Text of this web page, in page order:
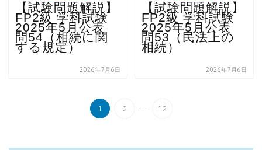
【試験問題解説】
FP2級 学科試験
2025年5月公表
問54（相続に関
する規定）
2026年7月6日
【試験問題解説】
FP2級 学科試験
2025年5月公表
問53（民法上の
相続）
2026年7月6日
1 2 ... 12